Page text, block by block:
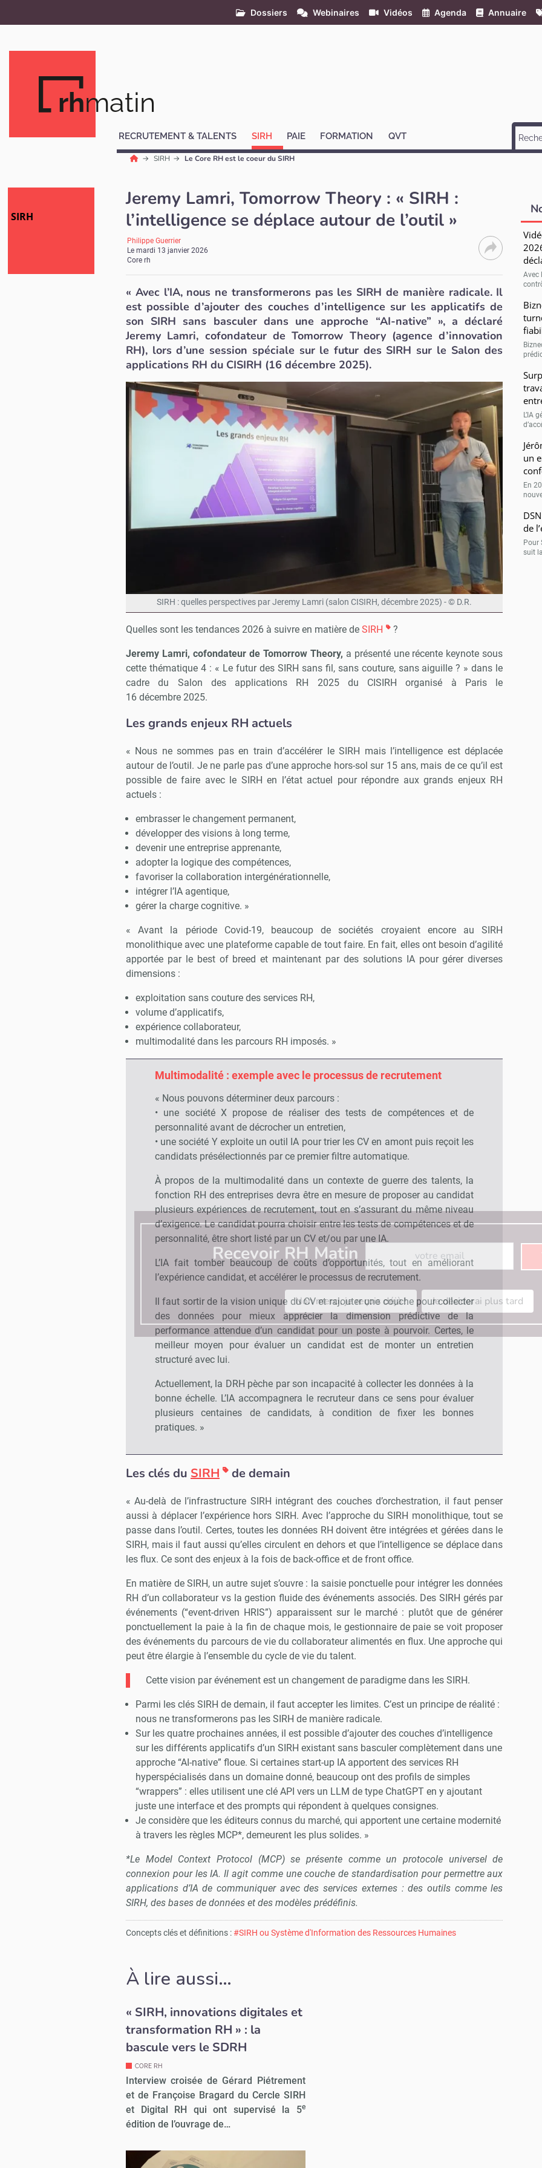
Dossiers Webinaires Vidéos Agenda Annuaire
rhmatin
RECRUTEMENT & TALENTS SIRH PAIE FORMATION QVT
SIRH Le Core RH est le coeur du SIRH
SIRH
Jeremy Lamri, Tomorrow Theory : « SIRH :
l’intelligence se déplace autour de l’outil »
Philippe Guerrier
Lemardi 13 janvier 2026
Core rh
« Avec l’IA, nous ne transformerons pas les SIRH de manière radicale. Il
est possible d’ajouter des couches d’intelligence sur les applicatifs de
son SIRH sans basculer dans une approche “AI-native” », a déclaré
Jeremy Lamri, cofondateur de Tomorrow Theory (agence d’innovation
RH), lors d’une session spéciale sur le futur des SIRH sur le Salon des
applications RH du CISIRH (16 décembre 2025).
SIRH : quelles perspectives par Jeremy Lamri (salon CISIRH, décembre 2025) - © D.R.
Quelles sont les tendances 2026 à suivre en matière de SIRH ?
Jeremy Lamri, cofondateur de Tomorrow Theory, a présenté une récente keynote sous
cette thématique 4 : « Le futur des SIRH sans fil, sans couture, sans aiguille ? » dans le
cadre du Salon des applications RH 2025 du CISIRH organisé à Paris le
16 décembre 2025.
Les grands enjeux RH actuels
« Nous ne sommes pas en train d’accélérer le SIRH mais l’intelligence est déplacée
autour de l’outil. Je ne parle pas d’une approche hors-sol sur 15 ans, mais de ce qu’il est
possible de faire avec le SIRH en l’état actuel pour répondre aux grands enjeux RH
actuels :
embrasser le changement permanent,
développer des visions à long terme,
devenir une entreprise apprenante,
adopter la logique des compétences,
favoriser la collaboration intergénérationnelle,
intégrer l’IA agentique,
gérer la charge cognitive. »
« Avant la période Covid-19, beaucoup de sociétés croyaient encore au SIRH
monolithique avec une plateforme capable de tout faire. En fait, elles ont besoin d’agilité
apportée par le best of breed et maintenant par des solutions IA pour gérer diverses
dimensions :
exploitation sans couture des services RH,
volume d’applicatifs,
expérience collaborateur,
multimodalité dans les parcours RH imposés. »
Multimodalité : exemple avec le processus de recrutement
« Nous pouvons déterminer deux parcours :
• une société X propose de réaliser des tests de compétences et de
personnalité avant de décrocher un entretien,
• une société Y exploite un outil IA pour trier les CV en amont puis reçoit les
candidats présélectionnés par ce premier filtre automatique.
À propos de la multimodalité dans un contexte de guerre des talents, la
fonction RH des entreprises devra être en mesure de proposer au candidat
plusieurs expériences de recrutement, tout en s’assurant du même niveau
d’exigence. Le candidat pourra choisir entre les tests de compétences et de
personnalité, être short listé par un CV et/ou par une IA.
L’IA fait tomber beaucoup de coûts d’opportunités, tout en améliorant
l’expérience candidat, et accélérer le processus de recrutement.
Il faut sortir de la vision unique du CV et rajouter une couche pour collecter
des données pour mieux apprécier la dimension prédictive de la
performance attendue d’un candidat pour un poste à pourvoir. Certes, le
meilleur moyen pour évaluer un candidat est de monter un entretien
structuré avec lui.
Actuellement, la DRH pèche par son incapacité à collecter les données à la
bonne échelle. L’IA accompagnera le recruteur dans ce sens pour évaluer
plusieurs centaines de candidats, à condition de fixer les bonnes
pratiques. »
Les clés du SIRH de demain
« Au-delà de l’infrastructure SIRH intégrant des couches d’orchestration, il faut penser
aussi à déplacer l’expérience hors SIRH. Avec l’approche du SIRH monolithique, tout se
passe dans l’outil. Certes, toutes les données RH doivent être intégrées et gérées dans le
SIRH, mais il faut aussi qu’elles circulent en dehors et que l’intelligence se déplace dans
les flux. Ce sont des enjeux à la fois de back-office et de front office.
En matière de SIRH, un autre sujet s’ouvre : la saisie ponctuelle pour intégrer les données
RH d’un collaborateur vs la gestion fluide des événements associés. Des SIRH gérés par
événements (“event-driven HRIS”) apparaissent sur le marché : plutôt que de générer
ponctuellement la paie à la fin de chaque mois, le gestionnaire de paie se voit proposer
des événements du parcours de vie du collaborateur alimentés en flux. Une approche qui
peut être élargie à l’ensemble du cycle de vie du talent.
Cette vision par événement est un changement de paradigme dans les SIRH.
Parmi les clés SIRH de demain, il faut accepter les limites. C’est un principe de réalité :
nous ne transformerons pas les SIRH de manière radicale.
Sur les quatre prochaines années, il est possible d’ajouter des couches d’intelligence
sur les différents applicatifs d’un SIRH existant sans basculer complètement dans une
approche “AI-native” floue. Si certaines start-up IA apportent des services RH
hyperspécialisés dans un domaine donné, beaucoup ont des profils de simples
“wrappers” : elles utilisent une clé API vers un LLM de type ChatGPT en y ajoutant
juste une interface et des prompts qui répondent à quelques consignes.
Je considère que les éditeurs connus du marché, qui apportent une certaine modernité
à travers les règles MCP*, demeurent les plus solides. »
*Le Model Context Protocol (MCP) se présente comme un protocole universel de
connexion pour les IA. Il agit comme une couche de standardisation pour permettre aux
applications d’IA de communiquer avec des services externes : des outils comme les
SIRH, des bases de données et des modèles prédéfinis.
Concepts clés et définitions :#SIRH ou Système d'Information des Ressources Humaines
À lire aussi…
« SIRH, innovations digitales et
transformation RH » : la
bascule vers le SDRH
CORE RH
Interview croisée de Gérard Piétrement
et de Françoise Bragard du Cercle SIRH
et Digital RH qui ont supervisé la 5e
édition de l’ouvrage de…
Avec
L’IA
un
En
de
Pour
suit
Recevoir RH Matin Abonnez-vous à notre newsletter
Non merci, je reçois déjà ! Je déciderai plus tard